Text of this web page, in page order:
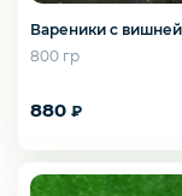
Вареники с вишней
800 гр
880 ₽